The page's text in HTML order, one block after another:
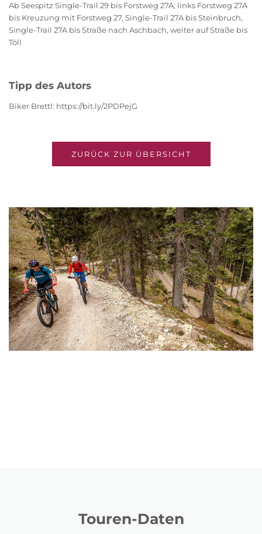
Ab Seespitz Single-Trail 29 bis Forstweg 27A, links Forstweg 27A
bis Kreuzung mit Forstweg 27, Single-Trail 27A bis Steinbruch,
Single-Trail 27A bis Straße nach Aschbach, weiter auf Straße bis
Töll
Tipp des Autors
Biker Brettl: https://bit.ly/2PDPejG
ZURÜCK ZUR ÜBERSICHT
Touren-Daten